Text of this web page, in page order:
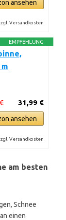
ansehen
Versandkosten
EMPFEHLUNG
31,99 €
ansehen
Versandkosten
am besten
Schnee
einen